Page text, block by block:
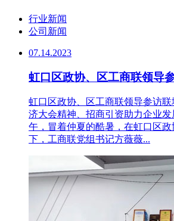
行业新闻
公司新闻
07.14.2023
虹口区政协、区工商联领导
虹口区政协、区工商联领导参访
济大会精神、招商引资助力企业发
午，冒着仲夏的酷暑，在虹口区
下，工商联党组书记方薇薇...